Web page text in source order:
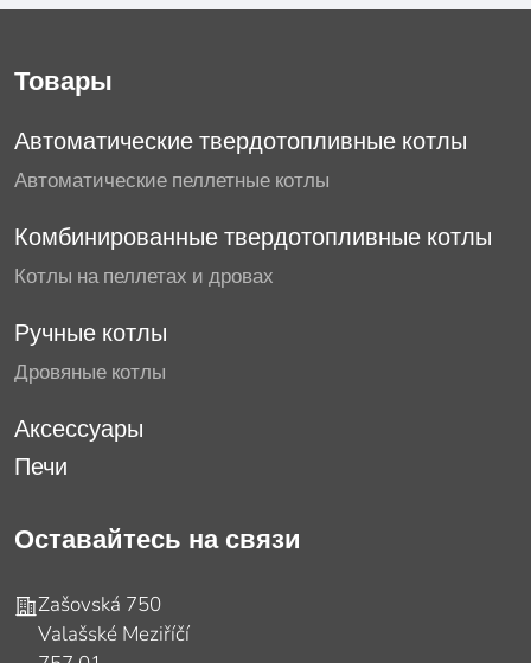
Товары
Автоматические твердотопливные котлы
Автоматические пеллетные котлы
Комбинированные твердотопливные котлы
Котлы на пеллетах и дровах
Ручные котлы
Дровяные котлы
Аксессуары
Печи
Оставайтесь на связи
Адрес
Zašovská 750
Valašské Meziříčí